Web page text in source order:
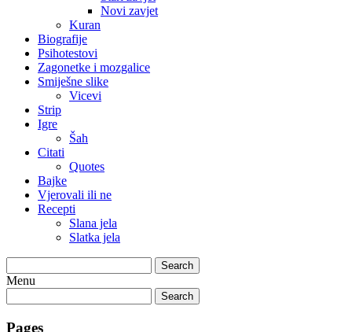
Novi zavjet
Kuran
Biografije
Psihotestovi
Zagonetke i mozgalice
Smiješne slike
Vicevi
Strip
Igre
Šah
Citati
Quotes
Bajke
Vjerovali ili ne
Recepti
Slana jela
Slatka jela
Search
Menu
Search
Pages